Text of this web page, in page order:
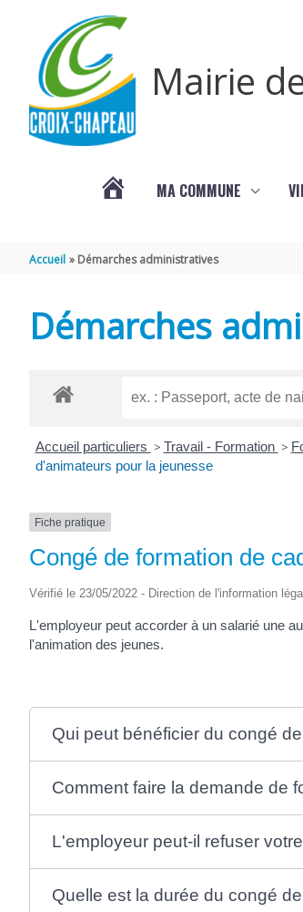
Mairie
MA COMMUNE
Accueil Démarches administratives
Démarches
Accueil particuliers > Travail - Formation >
d'animateurs pour la jeunesse
Fiche pratique
Congé de formation de
Vérifié le 23/05/2022 - Direction de l'information
L'employeur peut accorder à un salarié une
l'animation des jeunes.
Qui peut bénéficier du congé
Comment faire la demande de
L'employeur peut-il refuser
Quelle est la durée du congé